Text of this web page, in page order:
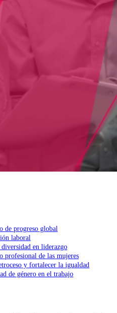
de progreso global
laboral
en liderazgo
profesional de las mujeres
y fortalecer la igualdad
de género en el trabajo